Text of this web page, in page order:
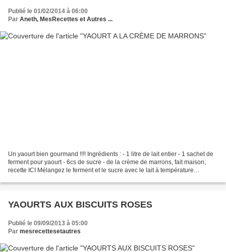
Publié le 01/02/2014 à 06:00
Par Aneth, MesRecettes et Autres ...
Un yaourt bien gourmand !!!! Ingrédients : - 1 litre de lait entier - 1 sachet de
ferment pour yaourt - 6cs de sucre - de la crème de marrons, fait maison,
recette ICI Mélangez le ferment et le sucre avec le lait à température
YAOURTS AUX BISCUITS ROSES
Publié le 09/09/2013 à 05:00
Par mesrecettesetautres